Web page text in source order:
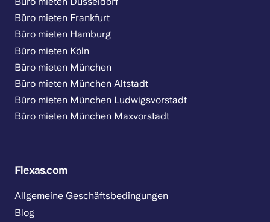
Büro mieten Frankfurt
Büro mieten Hamburg
Büro mieten Köln
Büro mieten München
Büro mieten München Altstadt
Büro mieten München Ludwigsvorstadt
Büro mieten München Maxvorstadt
Flexas.com
Allgemeine Geschäftsbedingungen
Blog